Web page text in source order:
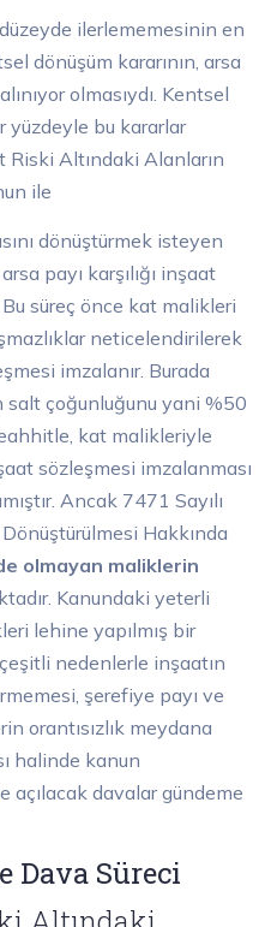
ilerlememesinin en
dönüşüm kararının, arsa
olmasıydı. Kentsel
yüzdeyle bu kararlar
Riski Altındaki Alanların
ile
dönüştürmek isteyen
payı karşılığı inşaat
süreç önce kat malikleri
neticelendirilerek
imzalanır. Burada
salt çoğunluğunu yani %50
kat malikleriyle
sözleşmesi imzalanması
Ancak 7471 Sayılı
Hakkında
olmayan maliklerin
Kanundaki yeterli
lehine yapılmış bir
nedenlerle inşaatın
şerefiye payı ve
orantısızlık meydana
halinde kanun
açılacak davalar gündeme
Dava Süreci